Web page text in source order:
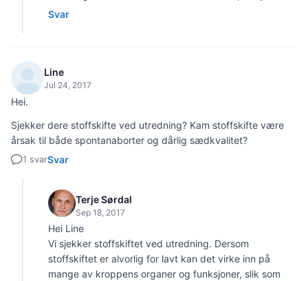
Svar
Line
Jul 24, 2017
Hei.
Sjekker dere stoffskifte ved utredning? Kam stoffskifte være
årsak til både spontanaborter og dårlig sædkvalitet?
1 svarSvar
Terje Sørdal
Sep 18, 2017
Hei Line
Vi sjekker stoffskiftet ved utredning. Dersom
stoffskiftet er alvorlig for lavt kan det virke inn på
mange av kroppens organer og funksjoner, slik som